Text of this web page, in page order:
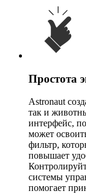
Простота
Astronaut
так и
интерфейс,
может
фильтр,
повышает
системы
помогает